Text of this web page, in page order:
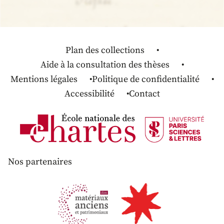
Plan des collections
Aide à la consultation des thèses
Mentions légales
Politique de confidentialité
Accessibilité
Contact
Nos partenaires